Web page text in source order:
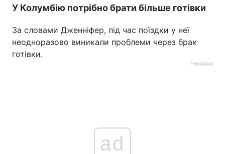
У Колумбію потрібно брати більше готівки
За словами Дженніфер, під час поїздки у неї
неодноразово виникали проблеми через брак
готівки.
Реклама
ad